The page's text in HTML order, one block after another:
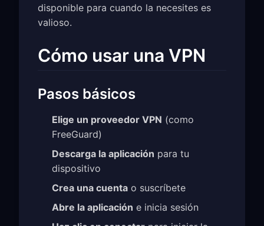
disponible para cuando la necesites es
valioso.
Cómo usar una VPN
Pasos básicos
Elige un proveedor VPN (como
FreeGuard)
Descarga la aplicación para tu
dispositivo
Crea una cuenta o suscríbete
Abre la aplicación e inicia sesión